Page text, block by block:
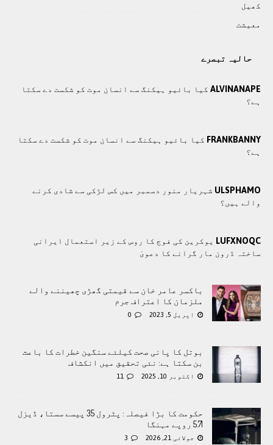
کھيل
معيشت
حالیہ تبصرے
ALVINANAPE کیا بائیو ہیکنگ سے انسان موت کو شکست دے سکتا
ہے؟
FRANKBANNY کیا بائیو ہیکنگ سے انسان موت کو شکست دے سکتا
ہے؟
ULSPHAMO شہریار منور دسمبر میں کس لڑکی سے شادی کرنے
والے ہیں؟
LUFXNOQC یوکرین کی فوج کا روس کے زیر استعمال ایرانی
ساختہ ڈرون مار گرانے کا دعویٰ
باکسر عامر خان سے قیمتی گھڑی چھیننے والے
ملزمان کا اعتراف جرم
اپریل 5, 2023 0
بوتل کا پانی صحت کیلئے سنگین خطرات کا باعث
بن سکتا ہے: نئی تحقیق میں انکشاف
اکتوبر 10, 2025 11
حکومت کا بڑا فیصلہ: پٹرول 35 پیسے سستا، ڈیزل
5.71 روپے مہنگا
جولائی 21, 2026 3